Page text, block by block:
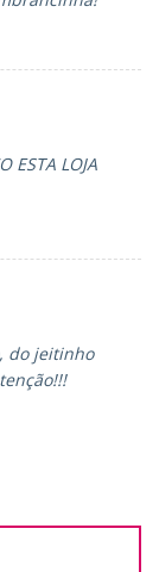
LOJA
do jeitinho